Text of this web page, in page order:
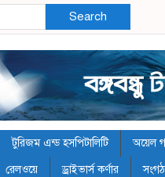
Search
টুরিজম এন্ড হসপিটালিটি অয়েল
রেলওয়ে ড্রাইভার্স কর্ণার